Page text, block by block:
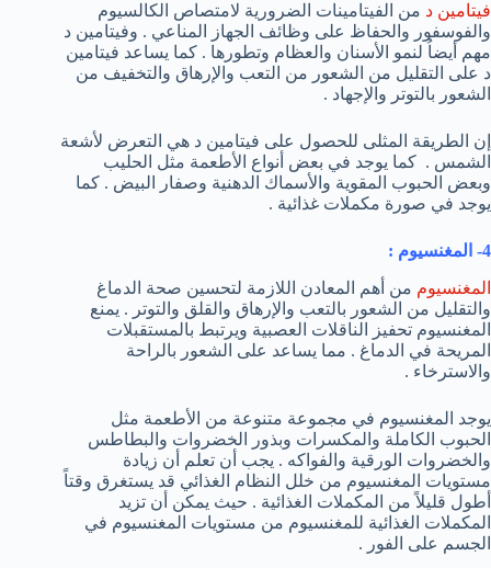
فيتامين د من الفيتامينات الضرورية لامتصاص الكالسيوم
والفوسفور والحفاظ على وظائف الجهاز المناعي . وفيتامين د
مهم أيضاُ لنمو الأسنان والعظام وتطورها . كما يساعد فيتامين
د على التقليل من الشعور من التعب والإرهاق والتخفيف من
الشعور بالتوتر والإجهاد .
إن الطريقة المثلى للحصول على فيتامين د هي التعرض لأشعة
الشمس . كما يوجد في بعض أنواع الأطعمة مثل الحليب
وبعض الحبوب المقوية والأسماك الدهنية وصفار البيض . كما
يوجد في صورة مكملات غذائية .
4- المغنسيوم :
المغنسيوم من أهم المعادن اللازمة لتحسين صحة الدماغ
والتقليل من الشعور بالتعب والإرهاق والقلق والتوتر . يمنع
المغنسيوم تحفيز الناقلات العصبية ويرتبط بالمستقبلات
المريحة في الدماغ . مما يساعد على الشعور بالراحة
والاسترخاء .
يوجد المغنسيوم في مجموعة متنوعة من الأطعمة مثل
الحبوب الكاملة والمكسرات وبذور الخضروات والبطاطس
والخضروات الورقية والفواكه . يجب أن تعلم أن زيادة
مستويات المغنسيوم من خلل النظام الغذائي قد يستغرق وقتاً
أطول قليلاً من المكملات الغذائية . حيث يمكن أن تزيد
المكملات الغذائية للمغنسيوم من مستويات المغنسيوم في
الجسم على الفور .